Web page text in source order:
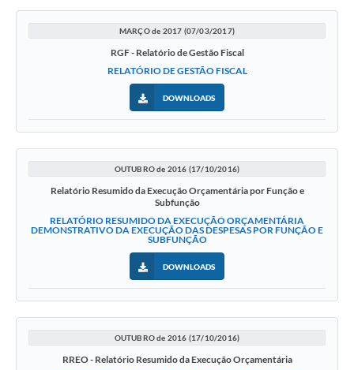
MARÇO de 2017 (07/03/2017)
RGF - Relatório de Gestão Fiscal
RELATÓRIO DE GESTÃO FISCAL
DOWNLOADS
OUTUBRO de 2016 (17/10/2016)
Relatório Resumido da Execução Orçamentária por Função e
Subfunção
RELATÓRIO RESUMIDO DA EXECUÇÃO ORÇAMENTÁRIA
DEMONSTRATIVO DA EXECUÇÃO DAS DESPESAS POR FUNÇÃO E
SUBFUNÇÃO
DOWNLOADS
OUTUBRO de 2016 (17/10/2016)
RREO - Relatório Resumido da Execução Orçamentária